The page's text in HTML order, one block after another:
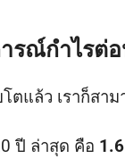
รณ์กำไรต่
โตแล้ว เราก็ส
ปี ล่าสุด คือ